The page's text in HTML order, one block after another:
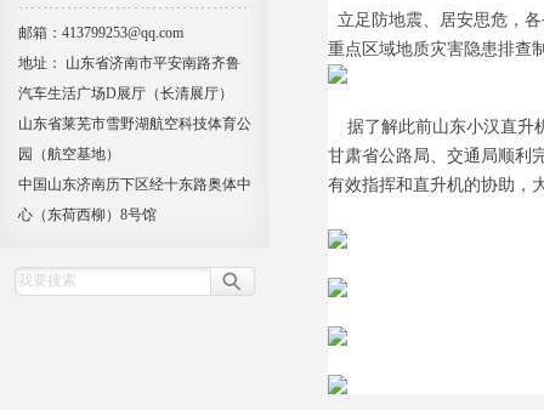
邮箱：413799253@qq.com
地址： 山东省济南市平安南路齐鲁
汽车生活广场D展厅（长清展厅）
山东省莱芜市雪野湖航空科技体育公
园（航空基地）
中国山东济南历下区经十东路奥体中
心（东荷西柳）8号馆
立足防地震、居安思危， 各
重点区域地质灾害隐患排查
据了解此前山东小汉直升
甘肃省公路局、交通局顺利
有效指挥和直升机的协助，